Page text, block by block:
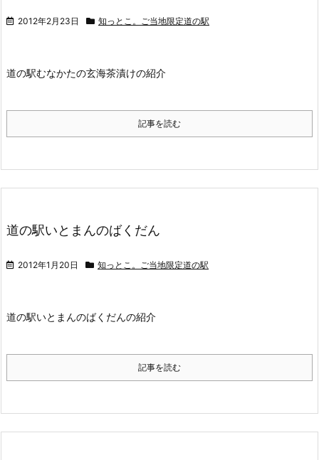
2012年2月23日 知っとこ。ご当地限定道の駅
道の駅むなかたの玄海茶漬けの紹介
記事を読む
道の駅いとまんのばくだん
2012年1月20日 知っとこ。ご当地限定道の駅
道の駅いとまんのばくだんの紹介
記事を読む